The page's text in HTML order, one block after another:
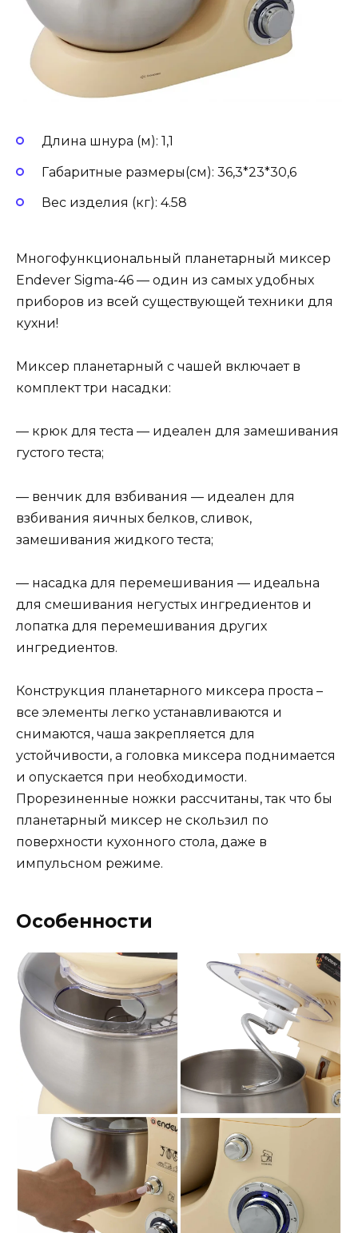
Длина шнура (м): 1,1
Габаритные размеры(см): 36,3*23*30,6
Вес изделия (кг): 4.58
Многофункциональный планетарный миксер
Endever Sigma-46 — один из самых удобных
приборов из всей существующей техники для
кухни!
Миксер планетарный с чашей включает в
комплект три насадки:
— крюк для теста — идеален для замешивания
густого теста;
— венчик для взбивания — идеален для
взбивания яичных белков, сливок,
замешивания жидкого теста;
— насадка для перемешивания — идеальна
для смешивания негустых ингредиентов и
лопатка для перемешивания других
ингредиентов.
Конструкция планетарного миксера проста –
все элементы легко устанавливаются и
снимаются, чаша закрепляется для
устойчивости, а головка миксера поднимается
и опускается при необходимости.
Прорезиненные ножки рассчитаны, так что бы
планетарный миксер не скользил по
поверхности кухонного стола, даже в
импульсном режиме.
Особенности